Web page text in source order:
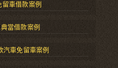
車借款案例
當借款案例
汽車免留車案例